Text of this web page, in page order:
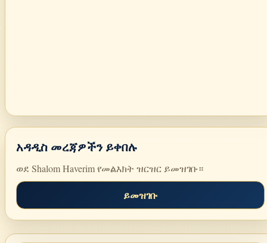
አዳዲስ መረጃዎችን ይቀበሉ
ወደ Shalom Haverim የመልእክት ዝርዝር ይመዝገቡ።
ይመዝገቡ